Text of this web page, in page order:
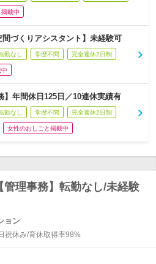
載中
づくりアシスタント】未経験可
勤なし 学歴不問 完全週休2日制
年間休日125日／10連休実績有
勤なし 学歴不問 完全週休2日制
女性のおしごと掲載中
理事務】転勤なし/未経験
ョン
祝休み/育休取得率98%